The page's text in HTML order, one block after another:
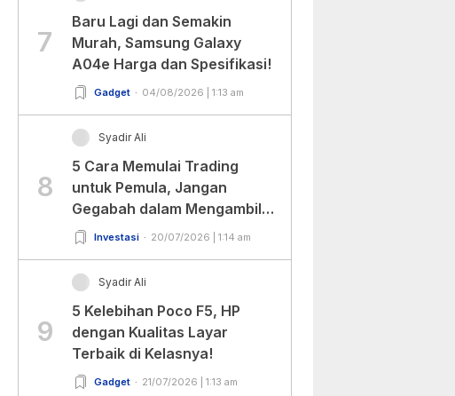
7
Baru Lagi dan Semakin
Murah, Samsung Galaxy
A04e Harga dan Spesifikasi!
Gadget 04/08/2026 | 1:13 am
8
Syadir Ali
5 Cara Memulai Trading
untuk Pemula, Jangan
Gegabah dalam Mengambil
Keputusan!
Investasi 20/07/2026 | 1:14 am
9
Syadir Ali
5 Kelebihan Poco F5, HP
dengan Kualitas Layar
Terbaik di Kelasnya!
Gadget 21/07/2026 | 1:13 am